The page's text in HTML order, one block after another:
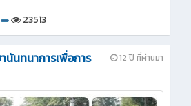
23513
12 ปี ที่ผ่านมา
นันทนาการเพื่อการ